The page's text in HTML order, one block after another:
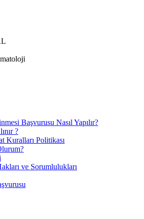
Başvurusu Nasıl Yapılır?
?
Kuralları Politikası
ve Sorumlulukları